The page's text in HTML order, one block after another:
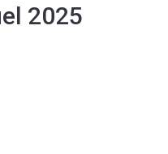
2025